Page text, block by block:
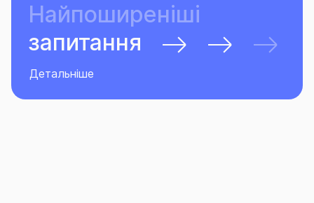
Найпоширеніші
запитання
Детальніше